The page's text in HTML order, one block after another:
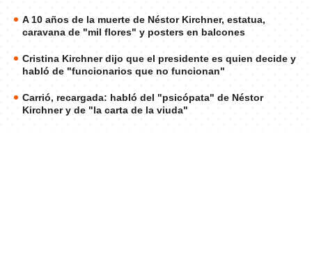
A 10 años de la muerte de Néstor Kirchner, estatua,
caravana de "mil flores" y posters en balcones
Cristina Kirchner dijo que el presidente es quien decide y
habló de "funcionarios que no funcionan"
Carrió, recargada: habló del "psicópata" de Néstor
Kirchner y de "la carta de la viuda"